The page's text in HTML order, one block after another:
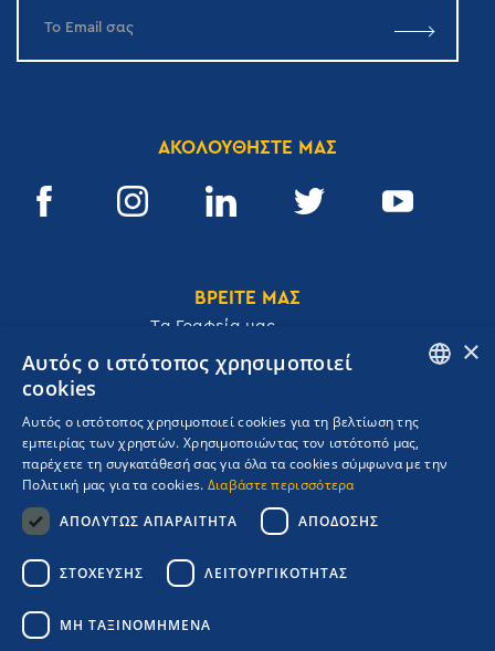
ΑΚΟΛΟΥΘΗΣΤΕ ΜΑΣ
ΒΡΕΙΤΕ ΜΑΣ
Tα Γραφεία μας
Ακαδημίας 32, 106 72, Αθήνα, Ελλάδα
T. +30 210 3609801
F. +30 210 3602001
cruises@navigator.gr
reservations@navigator.gr
Copyrights Navigator ©
ΜΗ.Τ.Ε 0206Ε60000476600
GREEK
×
Αυτός ο ιστότοπος χρησιμοποιεί
cookies
Αυτός ο ιστότοπος χρησιμοποιεί cookies για τη βελτίωση της
εμπειρίας των χρηστών. Χρησιμοποιώντας τον ιστότοπό μας,
παρέχετε τη συγκατάθεσή σας για όλα τα cookies σύμφωνα με την
Πολιτική μας για τα cookies. Διαβάστε περισσότερα
ΑΠΟΛΎΤΩΣ ΑΠΑΡΑΊΤΗΤΑ
ΑΠΌΔΟΣΗΣ
ΣΤΌΧΕΥΣΗΣ ΛΕΙΤΟΥΡΓΙΚΌΤΗΤΑΣ
ΜΗ ΤΑΞΙΝΟΜΗΜΈΝΑ